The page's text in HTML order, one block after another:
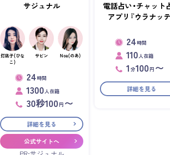
サジュナル
灯凪子(ひな
こ)
サビン Noa(のあ)
24 時間
1300人在籍
30秒100 円 〜
詳細を見る
公式サイトへ
電話占い・チャット
アプリ『ウラナッテ
24 時間
110人在籍
1分100 円 〜
詳細を見る